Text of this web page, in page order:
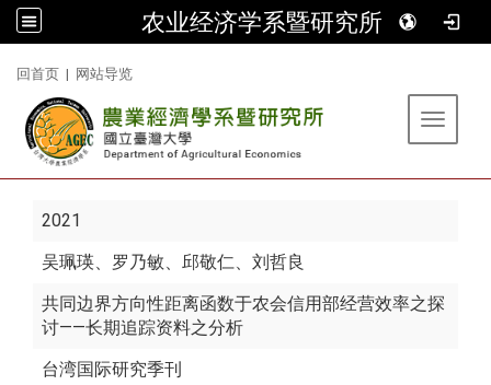
农业经济学系暨研究所
回首页 | 网站导览
Toggle
2021
吴珮瑛、罗乃敏、邱敬仁、刘哲良
共同边界方向性距离函数于农会信用部经营效率之探
讨——长期追踪资料之分析
台湾国际研究季刊